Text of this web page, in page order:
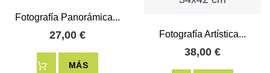
Fotografía Panorámica...
27,00 €
MÁS
Fotografía Artística...
38,00 €